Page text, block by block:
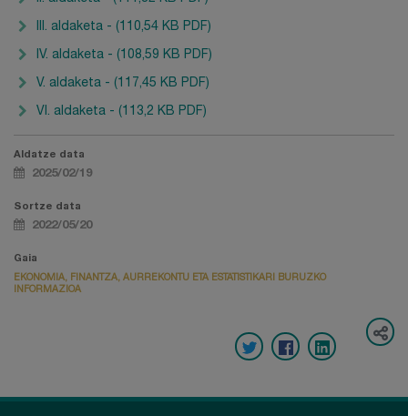
III. aldaketa - (110,54 KB PDF)
IV. aldaketa - (108,59 KB PDF)
V. aldaketa - (117,45 KB PDF)
VI. aldaketa - (113,2 KB PDF)
Aldatze data
2025/02/19
Sortze data
2022/05/20
Gaia
EKONOMIA, FINANTZA, AURREKONTU ETA ESTATISTIKARI BURUZKO
INFORMAZIOA